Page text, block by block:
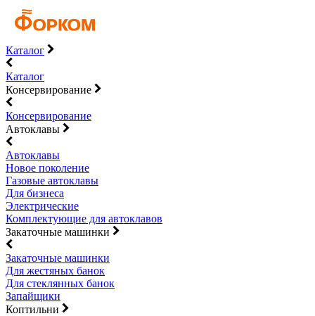
Каталог
Каталог
Консервирование
Консервирование
Автоклавы
Автоклавы
Новое поколение
Газовые автоклавы
Для бизнеса
Электрические
Комплектующие для автоклавов
Закаточные машинки
Закаточные машинки
Для жестяных банок
Для стеклянных банок
Запайщики
Коптильни